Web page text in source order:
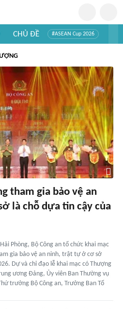
CHỦ ĐỀ #ASEAN Cup 2026
tham gia bảo vệ an
là chỗ dựa tin cậy của
Phòng, Bộ Công an tổ chức khai mạc
gia bảo vệ an ninh, trật tự ở cơ sở
Dự và chỉ đạo lễ khai mạc có Thượng
ương Đảng, Ủy viên Ban Thường vụ
trưởng Bộ Công an, Trưởng Ban Tổ